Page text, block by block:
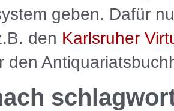
geben. Dafür
den Karlsruher
den